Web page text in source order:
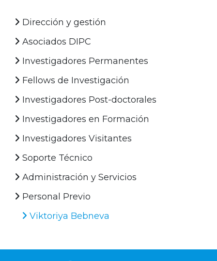
Dirección y gestión
Asociados DIPC
Investigadores Permanentes
Fellows de Investigación
Investigadores Post-doctorales
Investigadores en Formación
Investigadores Visitantes
Soporte Técnico
Administración y Servicios
Personal Previo
Viktoriya Bebneva